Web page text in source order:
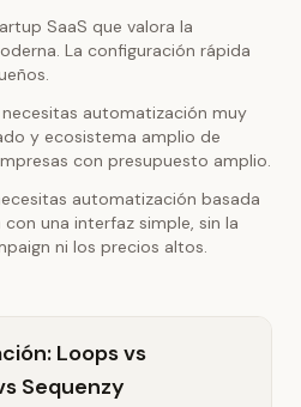
SaaS que valora la
La configuración rápida
necesitas automatización muy
y ecosistema amplio de
con presupuesto amplio.
automatización basada
una interfaz simple, sin la
ni los precios altos.
Loops vs
Sequenzy